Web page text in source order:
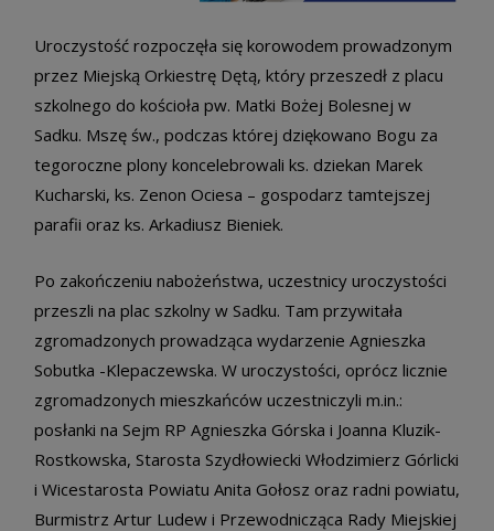
Uroczystość rozpoczęła się korowodem prowadzonym
przez Miejską Orkiestrę Dętą, który przeszedł z placu
szkolnego do kościoła pw. Matki Bożej Bolesnej w
Sadku. Mszę św., podczas której dziękowano Bogu za
tegoroczne plony koncelebrowali ks. dziekan Marek
Kucharski, ks. Zenon Ociesa – gospodarz tamtejszej
parafii oraz ks. Arkadiusz Bieniek.
Po zakończeniu nabożeństwa, uczestnicy uroczystości
przeszli na plac szkolny w Sadku. Tam przywitała
zgromadzonych prowadząca wydarzenie Agnieszka
Sobutka -Klepaczewska. W uroczystości, oprócz licznie
zgromadzonych mieszkańców uczestniczyli m.in.:
posłanki na Sejm RP Agnieszka Górska i Joanna Kluzik-
Rostkowska, Starosta Szydłowiecki Włodzimierz Górlicki
i Wicestarosta Powiatu Anita Gołosz oraz radni powiatu,
Burmistrz Artur Ludew i Przewodnicząca Rady Miejskiej